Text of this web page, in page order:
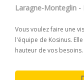
Laragne-Monteglin -
Vous voulez faire une
l'équipe de Kosinus.
hauteur de vos besoins.